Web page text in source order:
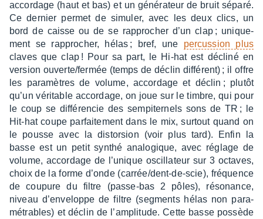
accor­dage (haut et bas) et un géné­ra­teur de bruit séparé.
Ce dernier permet de simu­ler, avec les deux clics, un
bord de caisse ou de se rappro­cher d’un clap ; unique­
ment se rappro­cher, hélas ; bref, une percus­sion plus
claves que clap ! Pour sa part, le Hi-hat est décliné en
version ouverte/fermée (temps de déclin diffé­rent) ; il offre
les para­mètres de volume, accor­dage et déclin ; plutôt
qu’un véri­table accor­dage, on joue sur le timbre, qui pour
le coup se diffé­ren­cie des sempi­ter­nels sons de TR ; le
Hit-hat coupe parfai­te­ment dans le mix, surtout quand on
le pousse avec la distor­sion (voir plus tard). Enfin la
basse est un petit synthé analo­gique, avec réglage de
volume, accor­dage de l’unique oscil­la­teur sur 3 octaves,
choix de la forme d’onde (carrée/dent-de-scie), fréquence
de coupure du filtre (passe-bas 2 pôles), réso­nance,
niveau d’en­ve­loppe de filtre (segments hélas non para­
mé­trables) et déclin de l’am­pli­tude. Cette basse possède